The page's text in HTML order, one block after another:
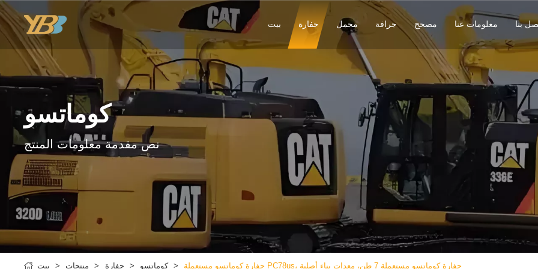
بيت حفارة محمل جرافة مصحح معلومات عنا بنا
كوماتسو
نص مقدمة معلومات المنتج
بيت منتجات حفارة كوماتسو حفارة كوماتسو مستعملة PC78us، حفارة كوماتسو مستعملة 7 طن، معدات بناء أصلية